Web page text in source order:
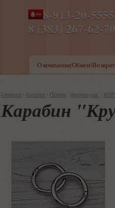
8-913-20-
8 (383) 267-
ПН-ПТ 8-17,СБ-ВС 9-
О
Главная Каталог Пряжа Фурнитура
Карабин